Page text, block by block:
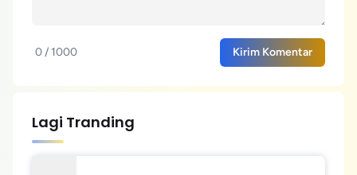
0 / 1000 Kirim Komentar
Lagi Tranding